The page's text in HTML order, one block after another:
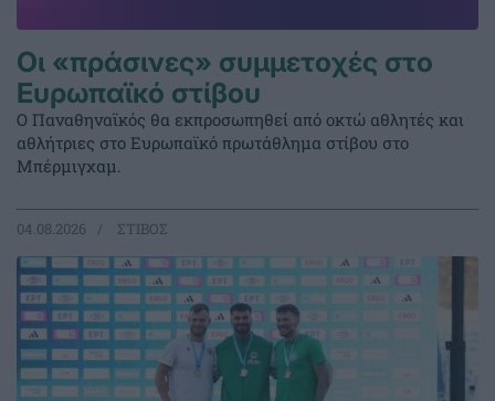
Οι «πράσινες» συμμετοχές στο
Ευρωπαϊκό στίβου
Ο Παναθηναϊκός θα εκπροσωπηθεί από οκτώ αθλητές και
αθλήτριες στο Ευρωπαϊκό πρωτάθλημα στίβου στο
Μπέρμιγχαμ.
04.08.2026 ΣΤΙΒΟΣ